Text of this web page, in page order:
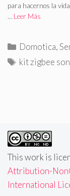
para hacernos la
… Leer Más
C
a
í
a
s
Domotica,
E
t
a
s
kit zigbee
This work is
Attribution-
International